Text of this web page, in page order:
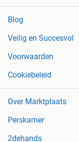
Blog
Veilig en Succesvol
Voorwaarden
Cookiebeleid
Over Marktplaats
Perskamer
2dehands